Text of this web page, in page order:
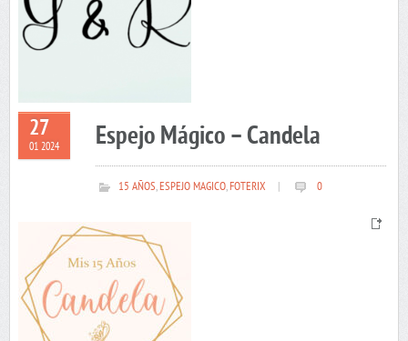
27
01 2024 Espejo Mágico – Candela
15 AÑOS,ESPEJO MAGICO,FOTERIX 0